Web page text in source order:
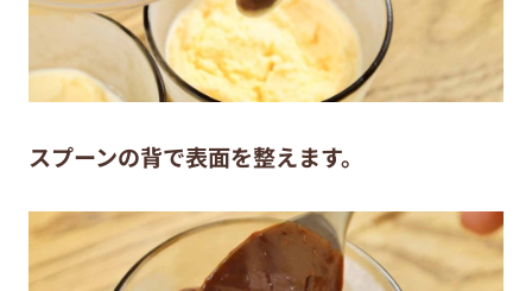
スプーンの背で表面を整えます。